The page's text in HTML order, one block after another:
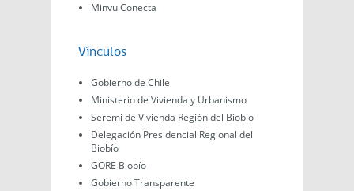
Minvu Conecta
Vínculos
Gobierno de Chile
Ministerio de Vivienda y Urbanismo
Seremi de Vivienda Región del Biobio
Delegación Presidencial Regional del
Biobío
GORE Biobío
Gobierno Transparente